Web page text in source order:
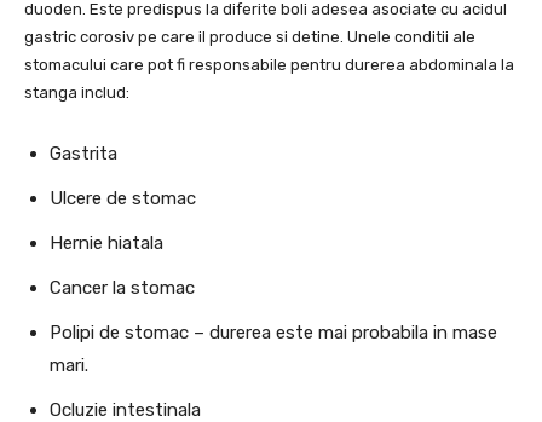
duoden. Este predispus la diferite boli adesea asociate cu acidul
gastric corosiv pe care il produce si detine. Unele conditii ale
stomacului care pot fi responsabile pentru durerea abdominala la
stanga includ:
Gastrita
Ulcere de stomac
Hernie hiatala
Cancer la stomac
Polipi de stomac – durerea este mai probabila in mase
mari.
Ocluzie intestinala